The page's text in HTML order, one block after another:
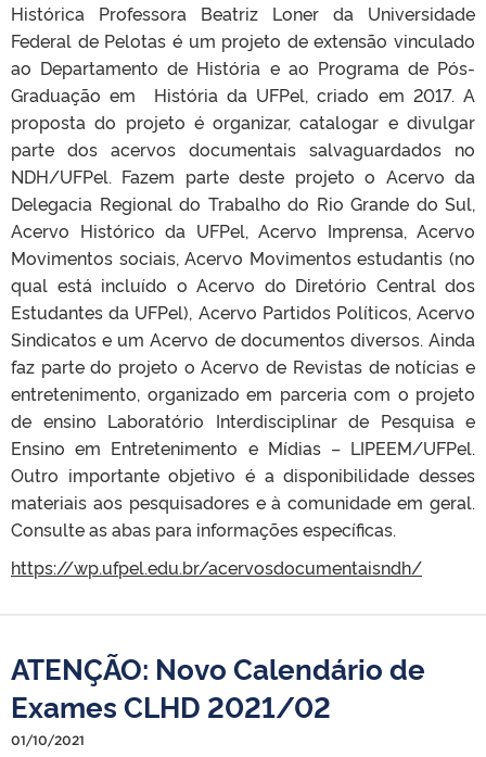
Histórica Professora Beatriz Loner da Universidade
Federal de Pelotas é um projeto de extensão vinculado
ao Departamento de História e ao Programa de Pós-
Graduação em História da UFPel, criado em 2017. A
proposta do projeto é organizar, catalogar e divulgar
parte dos acervos documentais salvaguardados no
NDH/UFPel. Fazem parte deste projeto o Acervo da
Delegacia Regional do Trabalho do Rio Grande do Sul,
Acervo Histórico da UFPel, Acervo Imprensa, Acervo
Movimentos sociais, Acervo Movimentos estudantis (no
qual está incluído o Acervo do Diretório Central dos
Estudantes da UFPel), Acervo Partidos Políticos, Acervo
Sindicatos e um Acervo de documentos diversos. Ainda
faz parte do projeto o Acervo de Revistas de notícias e
entretenimento, organizado em parceria com o projeto
de ensino Laboratório Interdisciplinar de Pesquisa e
Ensino em Entretenimento e Mídias – LIPEEM/UFPel.
Outro importante objetivo é a disponibilidade desses
materiais aos pesquisadores e à comunidade em geral.
Consulte as abas para informações específicas.
https://wp.ufpel.edu.br/acervosdocumentaisndh/
ATENÇÃO: Novo Calendário de
Exames CLHD 2021/02
01/10/2021